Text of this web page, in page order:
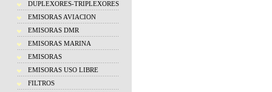
DUPLEXORES-TRIPLEXORES
EMISORAS AVIACION
EMISORAS DMR
EMISORAS MARINA
EMISORAS
EMISORAS USO LIBRE
FILTROS